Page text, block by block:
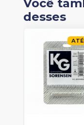
Você
desses
ATÉ